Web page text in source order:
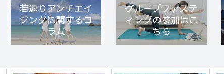
若返りアンチエイ
ジングに関するコ
ラム
グループファステ
ィングの参加はこ
ちら